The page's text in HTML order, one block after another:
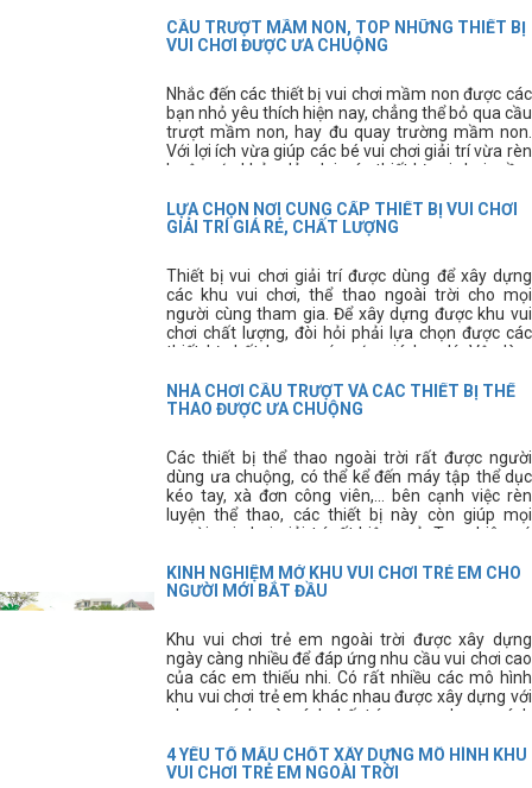
hình thức tập thể dục thông thường thì giờ đây
mọi người còn có thể sử dụng thêm những dụng
khỏe. Dụng cụ thể thao ngoài trời là lĩnh vực mà
Thiên Trường Sport luôn luôn chú trọng hàng
đầu. vì vậy, dụng cụ thể thao ngoài trời là lĩnh vực
mà Thiên Trường Sport luôn luôn chú trọng hàng
đầu, nhằm mang đến cho quý khách hàng những
CẦU TRƯỢT MẦM NON, TOP NHỮNG THIẾT BỊ
VUI CHƠI ĐƯỢC ƯA CHUỘNG
Nhắc đến các thiết bị vui chơi mầm non được các
bạn nhỏ yêu thích hiện nay, chẳng thể bỏ qua cầu
trượt mầm non, hay đu quay trường mầm non.
Với lợi ích vừa giúp các bé vui chơi giải trí vừa rèn
luyện sức khỏe dẻo dai, các thiết bị vui chơi mầm
tâm.
LỰA CHỌN NƠI CUNG CẤP THIẾT BỊ VUI CHƠI
GIẢI TRÍ GIÁ RẺ, CHẤT LƯỢNG
Thiết bị vui chơi giải trí được dùng để xây dựng
các khu vui chơi, thể thao ngoài trời cho mọi
người cùng tham gia. Để xây dựng được khu vui
chơi chất lượng, đòi hỏi phải lựa chọn được các
thiết bị chất lượng, có mức giá hợp lý. Vậy làm
thiết bị vui chơi chất lượng, giá rẻ đây?
NHÀ CHƠI CẦU TRƯỢT VÀ CÁC THIẾT BỊ THỂ
THAO ĐƯỢC ƯA CHUỘNG
Các thiết bị thể thao ngoài trời rất được người
dùng ưa chuộng, có thể kể đến máy tập thể dục
kéo tay, xà đơn công viên,... bên cạnh việc rèn
luyện thể thao, các thiết bị này còn giúp mọi
người vui chơi giải trí rất hiệu quả. Tuy nhiên có
bị này, hãy cùng tìm hiểu kĩ hơn về các thiết bị thể
thao thông dụng này.
KINH NGHIỆM MỞ KHU VUI CHƠI TRẺ EM CHO
NGƯỜI MỚI BẮT ĐẦU
Khu vui chơi trẻ em ngoài trời được xây dựng
ngày càng nhiều để đáp ứng nhu cầu vui chơi cao
của các em thiếu nhi. Có rất nhiều các mô hình
khu vui chơi trẻ em khác nhau được xây dựng với
phong cách và cách bố trí mang phong cách
trẻ em ưng ý các bạn cần phải có kinh nghiệm thi
công sân chơi trẻ em.
4 YẾU TỐ MẤU CHỐT XÂY DỰNG MÔ HÌNH KHU
VUI CHƠI TRẺ EM NGOÀI TRỜI